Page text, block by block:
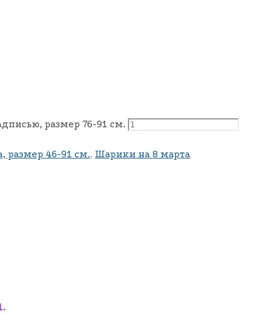
размер 76-91 см.
размер 46-91 см., Шарики на 8 марта